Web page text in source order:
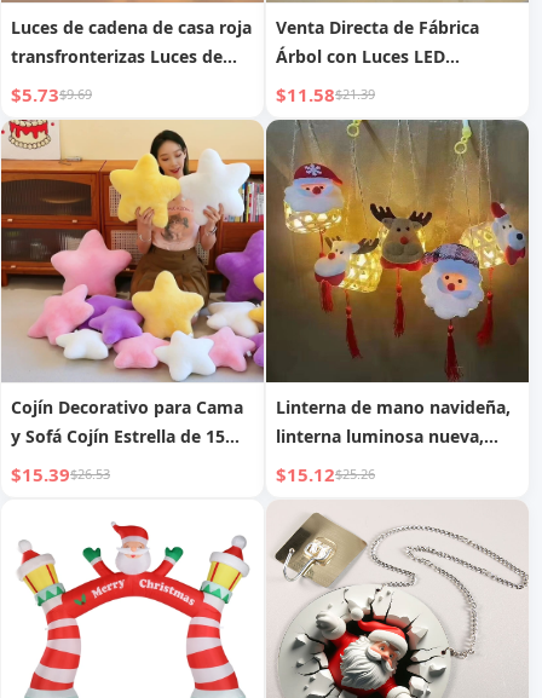
Luces de cadena de casa roja
transfronterizas Luces de
cadena de cabaña de troncos
nórdicas Luces decorativas
Fiesta festiva Luces
pequeñas cálidas interiores
$5.73$9.69
Venta Directa de Fábrica
Árbol con Luces LED
Decoración Navideña para el
Hogar Luces de Fiesta
Festiva Lámpara de Árbol
con Forma Nocturna
$11.58$21.39
Cojín Decorativo para Cama
y Sofá Cojín Estrella de 15
pulgadas
$15.39$26.53
Linterna de mano navideña,
linterna luminosa nueva,
tejido de bambú para áreas
escénicas
$15.12$25.26